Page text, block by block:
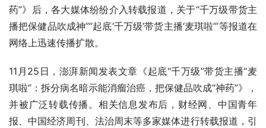
药”》后，各大媒体纷纷介入转载报道，关于“千万级带货主
播把保健品吹成神””起底‘千万级’带货主播‘麦琪啦’”等报道在
网络上迅速传播扩散。
11月25日，澎湃新闻发表文章《起底“千万级”带货主播“麦
琪啦”：拆分病名暗示能消瘤治癌，把保健品吹成“神药”》，
并被广泛转载传播。相关信息发布后，财经网、中国青年
报、中国经济周刊、法治周末等多家媒体进行转载报道，引